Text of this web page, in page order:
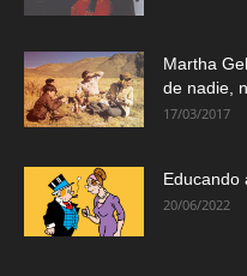
Martha
de nadie,
17/03/2017
Educando
20/06/2022